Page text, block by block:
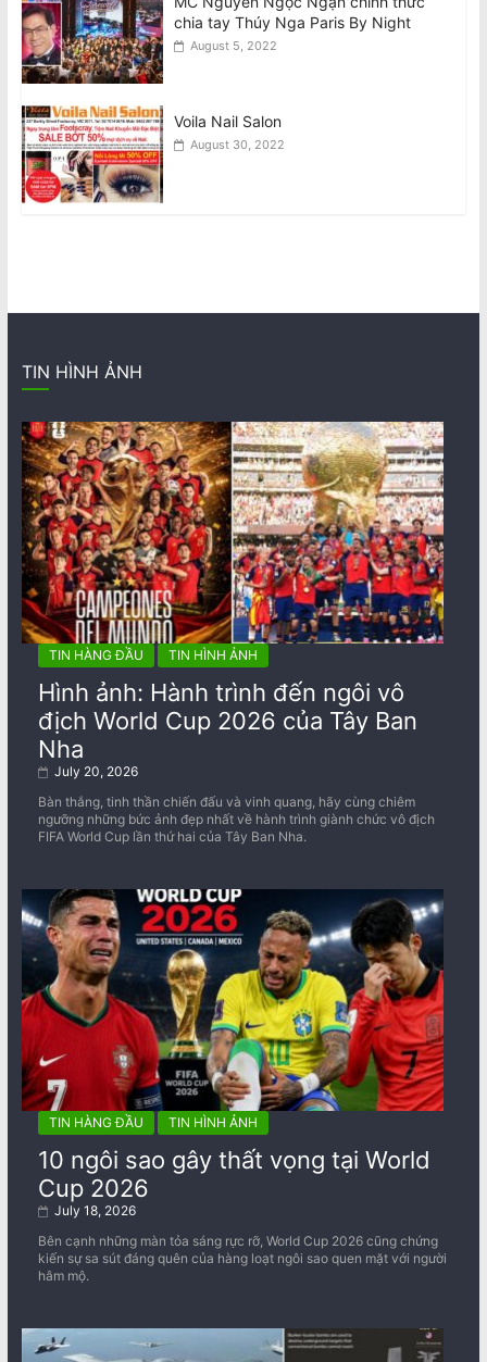
chia tay Thúy Nga Paris By Night
August 5, 2022
Voila Nail Salon
August 30, 2022
TIN HÌNH ẢNH
TIN HÀNG ĐẦU TIN HÌNH ẢNH
Hình ảnh: Hành trình đến ngôi vô
địch World Cup 2026 của Tây Ban
Nha
July 20, 2026
Bàn thắng, tinh thần chiến đấu và vinh quang, hãy cùng chiêm
ngưỡng những bức ảnh đẹp nhất về ​​hành trình giành chức vô địch
FIFA World Cup lần thứ hai của Tây Ban Nha.
TIN HÀNG ĐẦU TIN HÌNH ẢNH
10 ngôi sao gây thất vọng tại World
Cup 2026
July 18, 2026
Bên cạnh những màn tỏa sáng rực rỡ, World Cup 2026 cũng chứng
kiến sự sa sút đáng quên của hàng loạt ngôi sao quen mặt với người
hâm mộ.